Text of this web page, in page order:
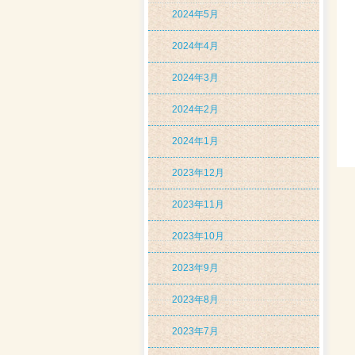
2024年5月
2024年4月
2024年3月
2024年2月
2024年1月
2023年12月
2023年11月
2023年10月
2023年9月
2023年8月
2023年7月